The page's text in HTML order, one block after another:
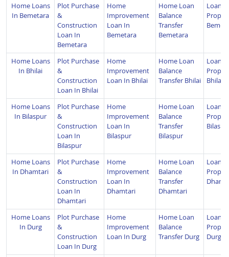
Home Loans
In Bemetara
Plot Purchase
&
Construction
Loan In
Bemetara
Home
Improvement
Loan In
Bemetara
Home Loan
Balance
Transfer
Bemetara
Loan
Home Loans
In Bhilai
Plot Purchase
&
Construction
Loan In Bhilai
Home
Improvement
Loan In Bhilai
Home Loan
Balance
Transfer Bhilai
Loan
Bhilai
Home Loans
In Bilaspur
Plot Purchase
&
Construction
Loan In
Bilaspur
Home
Improvement
Loan In
Bilaspur
Home Loan
Balance
Transfer
Bilaspur
Loan
Home Loans
In Dhamtari
Plot Purchase
&
Construction
Loan In
Dhamtari
Home
Improvement
Loan In
Dhamtari
Home Loan
Balance
Transfer
Dhamtari
Loan
Home Loans
In Durg
Plot Purchase
&
Construction
Loan In Durg
Home
Improvement
Loan In Durg
Home Loan
Balance
Transfer Durg
Loan
Durg